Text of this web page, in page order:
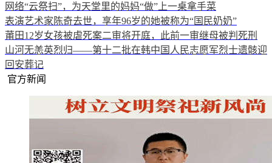
网络“云祭扫”，为天堂里的妈妈“做”上一桌拿手菜
表演艺术家陈奇去世，享年96岁的她被称为“国民奶奶”
莆田12岁女孩被虐死案二审将开庭，此前一审继母被判死刑
山河无恙英烈归——第十二批在韩中国人民志愿军烈士遗骸迎
回安葬记
官方新闻